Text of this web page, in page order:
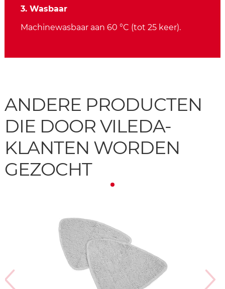
3. Wasbaar
Machinewasbaar aan 60 °C (tot 25 keer).
ANDERE PRODUCTEN
DIE DOOR VILEDA-
KLANTEN WORDEN
GEZOCHT